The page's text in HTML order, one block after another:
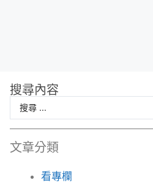
搜尋內容
文章分類
看專欄